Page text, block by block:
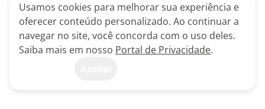
Usamos cookies para melhorar sua experiência e
oferecer conteúdo personalizado. Ao continuar a
navegar no site, você concorda com o uso deles.
Saiba mais em nosso Portal de Privacidade.